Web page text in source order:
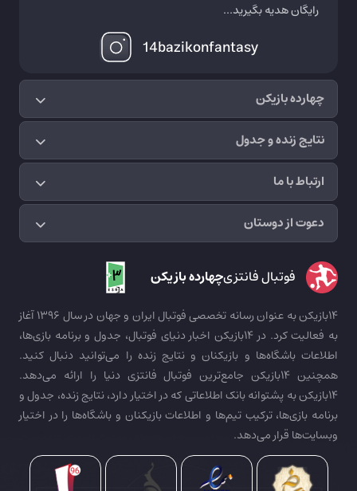
چهارده بازیکن
نتایج زنده و جدول
ارتباط با ما
دعوت از دوستان
رایگان هدیه بگیرید...
14bazikonfantasy
فوتبال فانتزیچهارده بازیکن
14بازیکن به عنوان رسانه تخصصی فوتبال ایران و جهان در سال 1396 آغاز
به فعالیت کرد. در 14بازیکن اخبار دنیای فوتبال، جدول و برنامه بازی‌ها،
اطلاعات باشگاه‌ها و بازیکنان و نتایج زنده را می‌توانید دنبال کنید.
همچنین 14بازیکن جامع‌ترین فوتبال فانتزی دنیا را ارائه می‌دهد.
14بازیکن به پشتوانه بانک اطلاعاتی که در اختیار دارد، نتایج زنده، جدول و
برنامه بازی‌ها، ترکیب تیم‌ها و اطلاعات بازیکنان و باشگاه‌ها را در اختیار
وبسایت‌ها قرار می‌دهد.